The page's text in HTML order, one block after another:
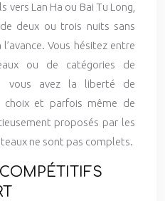
Lan Ha ou Bai Tu Long,
deux ou trois nuits sans
Vous hésitez entre
ou de catégories de
vous avez la liberté de
choix et parfois même de
proposés par les
ne sont pas complets.